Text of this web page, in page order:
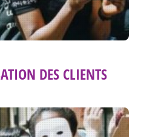
DES CLIENTS